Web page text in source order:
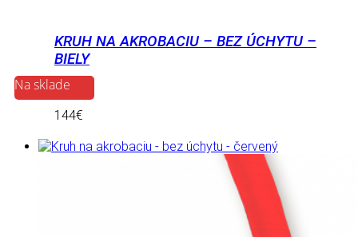
KRUH NA AKROBACIU – BEZ ÚCHYTU –
BIELY
Na sklade
144€